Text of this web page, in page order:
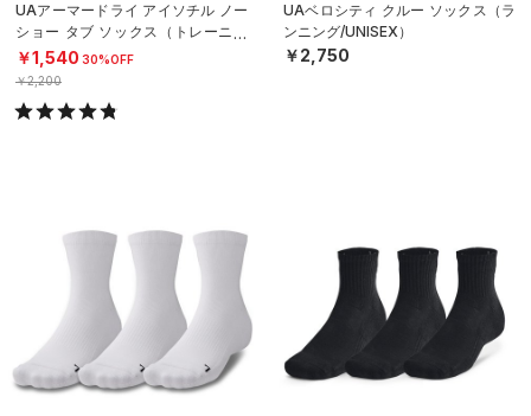
UAアーマードライ アイソチル ノー
ショー タブ ソックス（トレーニン
グ/UNISEX）
￥1,540 30%OFF
￥2,200
UAベロシティ クルー ソックス（ラ
ンニング/UNISEX）
￥2,750